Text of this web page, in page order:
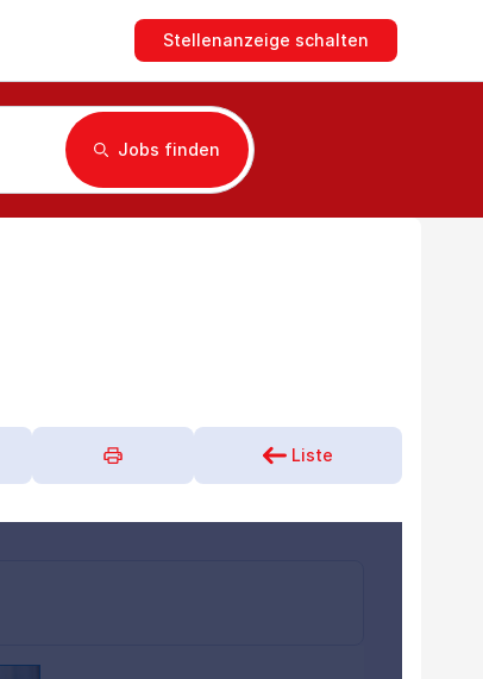
Stellenanzeige schalten
Jobs finden
Liste